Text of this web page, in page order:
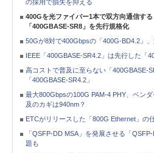
の採用で損失を抑える
400Gを光ファイバー1本で双方向通信する
「400GBASE-SR8」を先行規格化
50Gが8対で400Gbpsの「400G-BD4.2」
IEEE「400GBASE-SR4.2」は先行した「
高コストで普及に至らない「400GBASE-
「400GBASE-SR4.2」
最大800Gbpsの100G PAM-4 PHY、ベン
及のカギは940nm？
ETCがリリースした「800G Ethernet」の
「QSFP-DD MSA」を発展させる「
題も